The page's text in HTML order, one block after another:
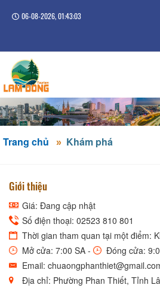
06-08-2026, 01:43:03
Trang chủ Khám phá
Giới thiệu
Giá: Đang cập nhật
Số điện thoại: 02523 810 801
Thời gian tham quan tại một điểm:
Mở cửa: 7:00 SA -
Đóng cửa:
Email:
Địa chỉ: Phường Phan Thiết, Tỉnh